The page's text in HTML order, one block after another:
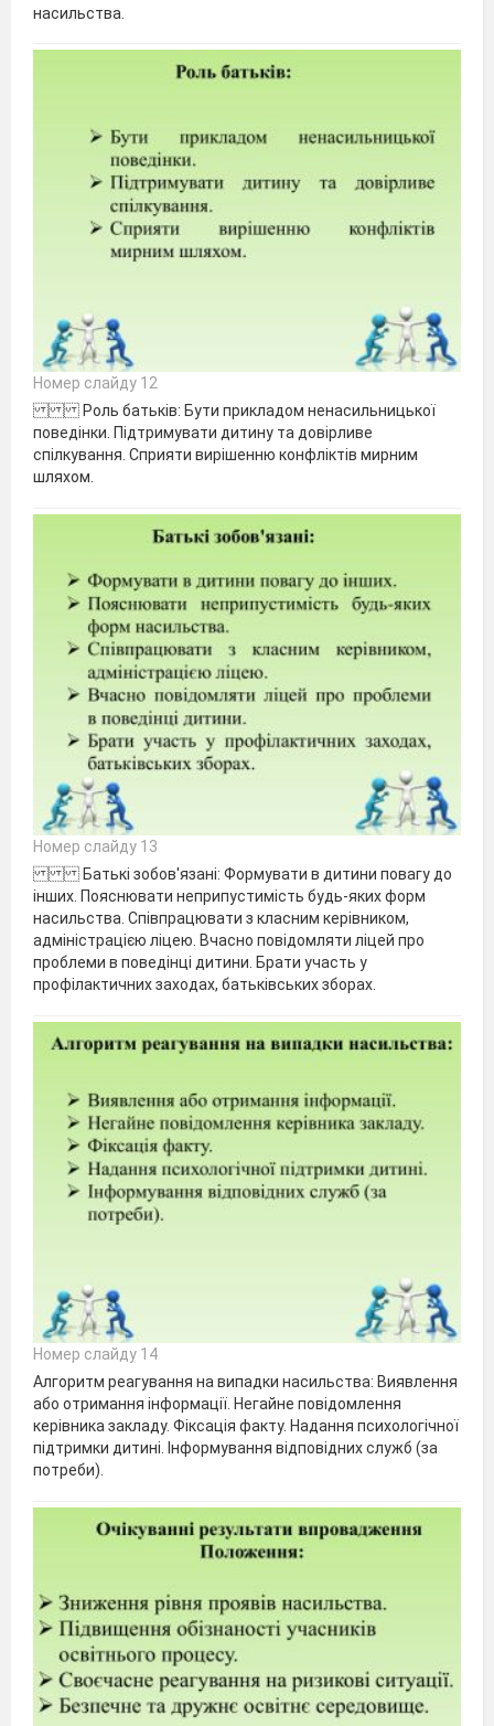
насильства.
Номер слайду 12
Роль батьків: Бути прикладом ненасильницької
поведінки. Підтримувати дитину та довірливе
спілкування. Сприяти вирішенню конфліктів мирним
шляхом.
Номер слайду 13
Батькі зобов'язані: Формувати в дитини повагу до
інших. Пояснювати неприпустимість будь-яких форм
насильства. Співпрацювати з класним керівником,
адміністрацією ліцею. Вчасно повідомляти ліцей про
проблеми в поведінці дитини. Брати участь у
профілактичних заходах, батьківських зборах.
Номер слайду 14
Алгоритм реагування на випадки насильства: Виявлення
або отримання інформації. Негайне повідомлення
керівника закладу. Фіксація факту. Надання психологічної
підтримки дитині. Інформування відповідних служб (за
потреби).